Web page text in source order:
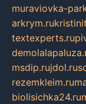
muraviovka-
arkrym.ru
textexperts.ru
msdip.rujdol.ru
rezemkleim.ru
biolisichka24.ru